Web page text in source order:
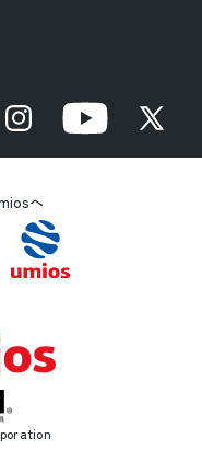
InstagramYouTube
X
(Twitter)
へ